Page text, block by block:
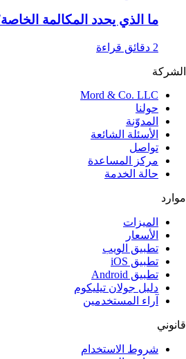
ما الذي يحدد المكالمة
2 دقائق قراءة
الشركة
Mord & Co. LLC
حولنا
المدوّنة
الأسئلة الشائعة
تواصل
مركز المساعدة
حالة الخدمة
موارد
الميزات
الأسعار
تطبيق الويب
تطبيق iOS
تطبيق Android
دليل جولان تيليكوم
آراء المستخدمين
قانوني
شروط الاستخدام